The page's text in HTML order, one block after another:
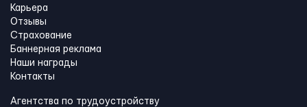
Карьера
Отзывы
Страхование
Баннерная реклама
Наши награды
Контакты
Агентства по трудоустройству